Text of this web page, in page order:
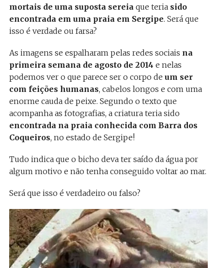
mortais de uma suposta sereiaque teria sido
encontrada em uma praia em Sergipe. Será que
isso é verdade ou farsa?
As imagens se espalharam pelas redes sociais na
primeira semana de agosto de 2014 e nelas
podemos ver o que parece ser o corpo de um ser
com feições humanas, cabelos longos e com uma
enorme cauda de peixe. Segundo o texto que
acompanha as fotografias, a criatura teria sido
encontrada na praia conhecida com Barra dos
Coqueiros, no estado de Sergipe!
Tudo indica que o bicho deva ter saído da água por
algum motivo e não tenha conseguido voltar ao mar.
Será que isso é verdadeiro ou falso?